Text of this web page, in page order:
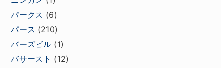
パークス (6)
パース (210)
バーズビル (1)
バサースト (12)